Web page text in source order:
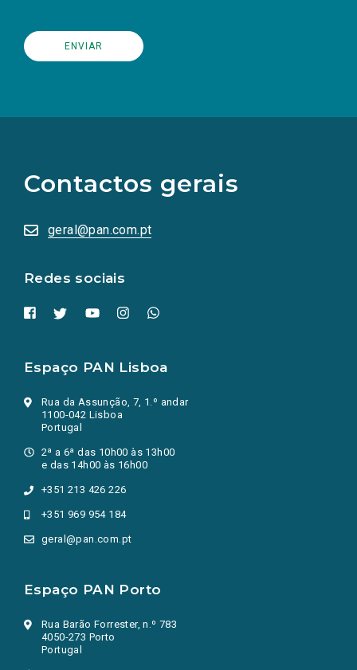
Contactos gerais
geral@pan.com.pt
Redes sociais
redes
sociais
numa
nova
Espaço PAN Lisboa
Rua da Assunção, 7, 1.º andar
1100-042 Lisboa
Portugal
2ª a 6ª das 10h00 às 13h00
e das 14h00 às 16h00
+351 213 426 226
+351 969 954 184
geral@pan.com.pt
Espaço PAN Porto
Rua Barão Forrester, n.º 783
4050-273 Porto
Portugal